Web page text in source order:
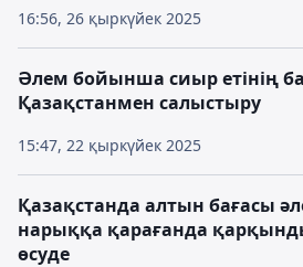
16:56, 26 қыркүйек 2025
15:47, 22 қыркүйек 2025
Әлем бойынша сиыр етінің
Қазақстанмен салыстыру
Қазақстанда алтын бағасы
нарыққа қарағанда
өсуде